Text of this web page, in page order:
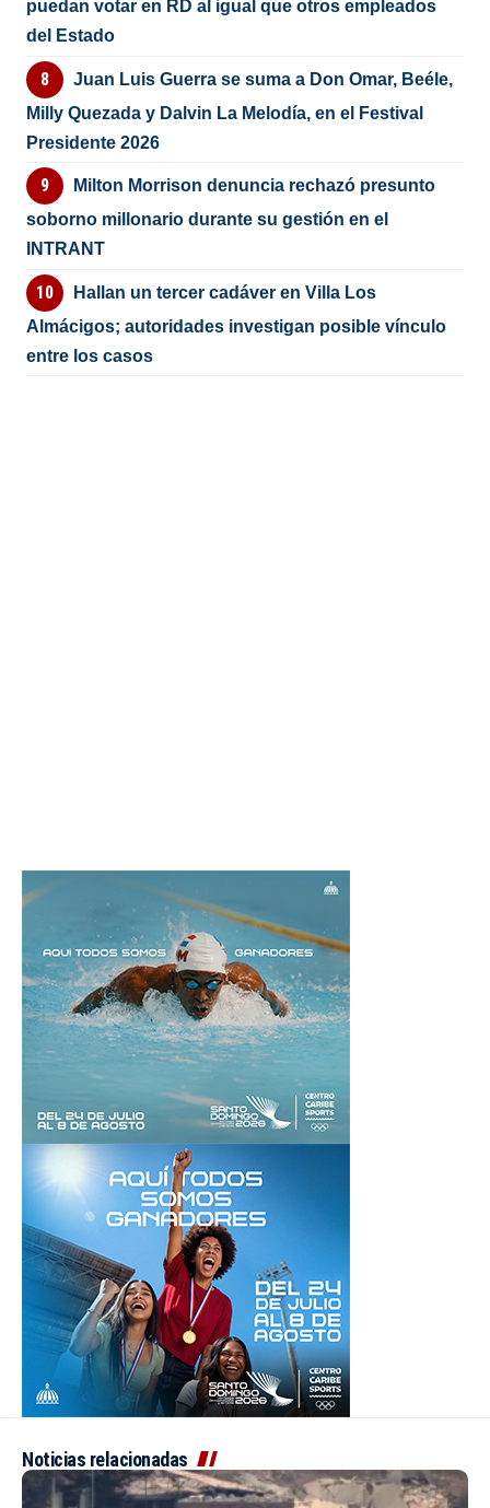
puedan votar en RD al igual que otros empleados
del Estado
Juan Luis Guerra se suma a Don Omar, Beéle,
Milly Quezada y Dalvin La Melodía, en el Festival
Presidente 2026
Milton Morrison denuncia rechazó presunto
soborno millonario durante su gestión en el
INTRANT
Hallan un tercer cadáver en Villa Los
Almácigos; autoridades investigan posible vínculo
entre los casos
Noticias relacionadas